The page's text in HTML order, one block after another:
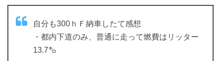
自分も300ｈＦ納車したて感想
・都内下道のみ、普通に走って燃費はリッター
13.7㌔